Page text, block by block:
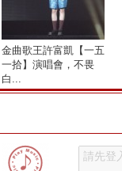
金曲歌王許富凱【一五
一拾】演唱會，不畏
白...